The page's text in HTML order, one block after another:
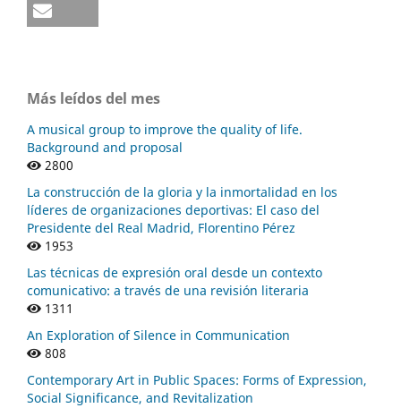
Más leídos del mes
A musical group to improve the quality of life.
Background and proposal
2800
La construcción de la gloria y la inmortalidad en los
líderes de organizaciones deportivas: El caso del
Presidente del Real Madrid, Florentino Pérez
1953
Las técnicas de expresión oral desde un contexto
comunicativo: a través de una revisión literaria
1311
An Exploration of Silence in Communication
808
Contemporary Art in Public Spaces: Forms of Expression,
Social Significance, and Revitalization